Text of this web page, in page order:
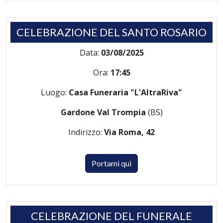
CELEBRAZIONE DEL SANTO ROSARIO
Data: 03/08/2025
Ora: 17:45
Luogo: Casa Funeraria "L'AltraRiva"
Gardone Val Trompia (BS)
Indirizzo: Via Roma, 42
Portami qui
CELEBRAZIONE DEL FUNERALE